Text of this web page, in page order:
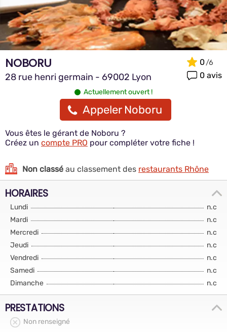
NOBORU
28 rue henri germain - 69002 Lyon
0
0 avis
Actuellement ouvert !
Appeler Noboru
Vous êtes le gérant de Noboru ?
Créez un compte PRO pour compléter votre fiche !
Non classé au classement des restaurants Rhône
HORAIRES
Lundi
n.c
Mardi
n.c
Mercredi
n.c
Jeudi
n.c
Vendredi
n.c
Samedi
n.c
Dimanche
n.c
PRESTATIONS
Non renseigné